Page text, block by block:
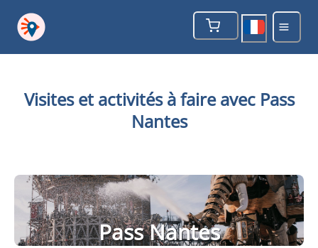
Visites et activités à faire avec Pass
Nantes
Pass Nantes